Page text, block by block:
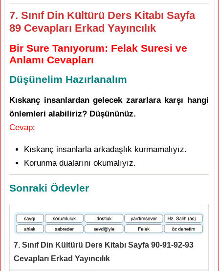
7. Sınıf Din Kültürü Ders Kitabı Sayfa
89 Cevapları Erkad Yayıncılık
Bir Sure Tanıyorum: Felak Suresi ve
Anlamı Cevapları
Düşünelim Hazırlanalım
Kıskanç insanlardan gelecek zararlara karşı hangi
önlemleri alabiliriz? Düşününüz.
Cevap:
Kıskanç insanlarla arkadaşlık kurmamalıyız.
Korunma dualarını okumalıyız.
Sonraki Ödevler
7. Sınıf Din Kültürü Ders Kitabı Sayfa 90-91-92-93
Cevapları Erkad Yayıncılık